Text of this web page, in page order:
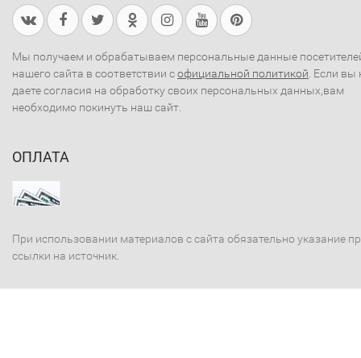
Мы получаем и обрабатываем персональные данные
нашего сайта в соответствии софициальной политикой . Если вы
даете согласия на обработку своих персональных данных,вам
необходимо покинуть наш сайт.
ОПЛАТА
При использовании материалов с сайта обязательно указание
ссылки на источник.